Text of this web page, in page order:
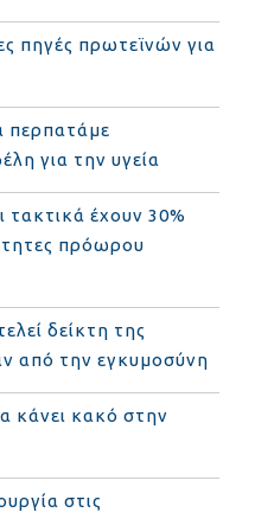
πηγές πρωτεϊνών για
περπατάμε
για την υγεία
έχουν 30%
πρόωρου
δείκτη της
από την εγκυμοσύνη
κάνει κακό στην
στις